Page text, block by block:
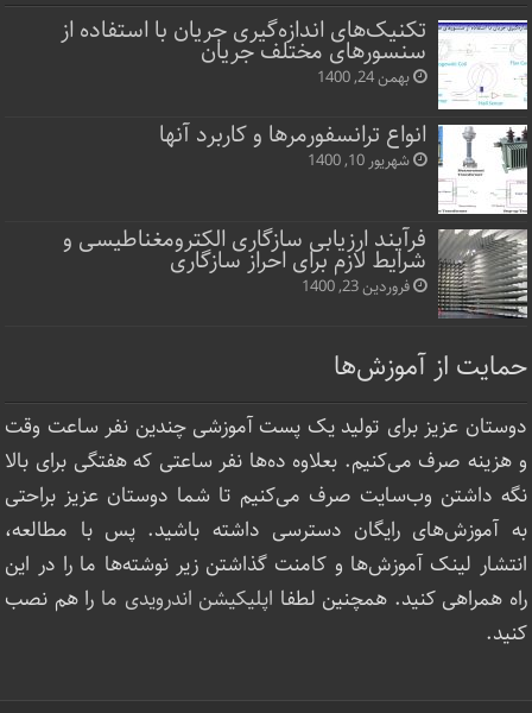
تکنیک‌های اندازه‌گیری جریان با استفاده از
سنسورهای مختلف جریان
بهمن 24, 1400
انواع ترانسفورمرها و کاربرد آنها
شهریور 10, 1400
فرآیند ارزیابی سازگاری الکترومغناطیسی و
شرایط لازم برای احراز سازگاری
فروردین 23, 1400
حمایت از آموزش‌ها
دوستان عزیز برای تولید یک پست آموزشی چندین نفر ساعت‌ وقت
و هزینه صرف می‌کنیم. بعلاوه ده‌ها نفر ساعتی که هفتگی برای بالا
نگه داشتن وب‌سایت صرف ‌می‌کنیم تا شما دوستان عزیز براحتی
به آموزش‌های رایگان دسترسی داشته باشید. پس با مطالعه،
انتشار لینک‌ آموزش‌ها و کامنت گذاشتن زیر نوشته‌‌ها ما را در این
راه همراهی کنید. همچنین لطفا اپلیکیشن اندرویدی ما را هم نصب
کنید.